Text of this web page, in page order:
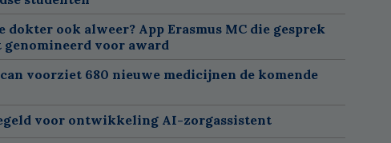
dokter ook alweer? App Erasmus MC die gesprek
genomineerd voor award
voorziet 680 nieuwe medicijnen de komende
voor ontwikkeling AI-zorgassistent